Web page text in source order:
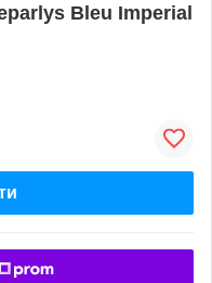
Bleu Imperial